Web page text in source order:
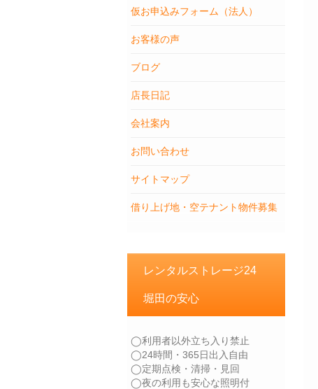
仮お申込みフォーム（法人）
お客様の声
ブログ
店長日記
会社案内
お問い合わせ
サイトマップ
借り上げ地・空テナント物件募集
レンタルストレージ24
堀田の安心
◯利用者以外立ち入り禁止
◯24時間・365日出入自由
◯定期点検・清掃・見回
◯夜の利用も安心な照明付